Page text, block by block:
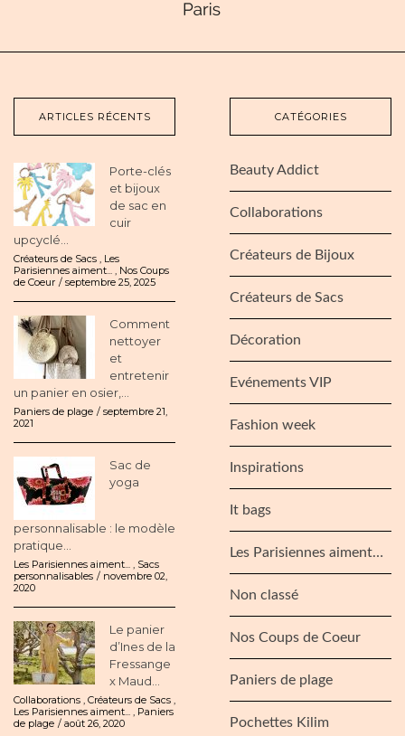
ARTICLES RÉCENTS
Porte-clés
et bijoux
de sac en
cuir
upcyclé...
Créateurs de Sacs
Les
Parisiennes aiment...
Nos Coups
de Coeur
septembre 25, 2025
Comment
nettoyer
et
entretenir
un panier en osier,...
Paniers de plage
septembre 21,
2021
Sac de
yoga
personnalisable : le modèle
pratique...
Les Parisiennes aiment...
Sacs
personnalisables
novembre 02,
2020
Le panier
d’Ines de la
Fressange
x Maud...
Collaborations Créateurs de Sacs
Les Parisiennes aiment...
Paniers
de plage
août 26, 2020
CATÉGORIES
Beauty Addict
Collaborations
Créateurs de Bijoux
Créateurs de Sacs
Décoration
Evénements VIP
Fashion week
Inspirations
It bags
Les Parisiennes aiment…
Non classé
Nos Coups de Coeur
Paniers de plage
Pochettes Kilim